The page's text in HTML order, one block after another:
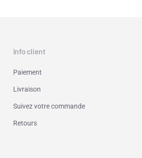
Info client
Paiement
Livraison
Suivez votre commande
Retours